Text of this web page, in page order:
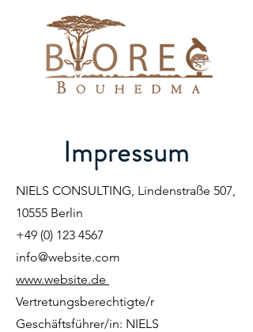
Impressum
NIELS CONSULTING, Lindenstraße 507,
10555 Berlin
+49 (0) 123 4567
info@website.com
www.website.de
Vertretungsberechtigte/r
Geschäftsführer/in: NIELS